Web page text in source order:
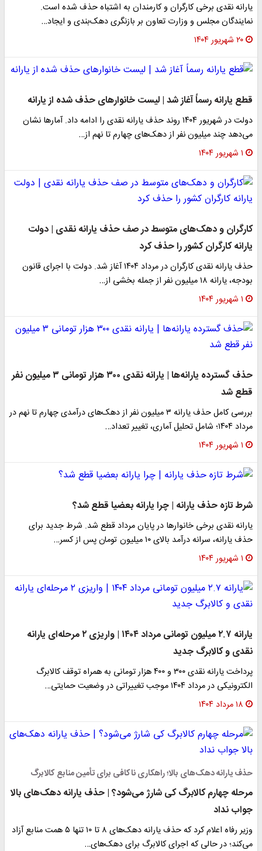
یارانه نقدی برخی کارگران و کارمندان به اشتباه حذف شده است.
نمایندگان مجلس و وزارت تعاون بر بازنگری دهک‌بندی و ایجاد…
۲۰ شهریور ۱۴۰۴
قطع یارانه رسماً آغاز شد | لیست خانوارهای حذف شده از یارانه
دولت در شهریور ۱۴۰۴ روند حذف یارانه نقدی را ادامه داد. آمارها نشان
می‌دهد چند میلیون نفر از دهک‌های چهارم تا نهم از…
۱ شهریور ۱۴۰۴
کارگران و دهک‌های متوسط در صف حذف یارانه نقدی | دولت
یارانه کارگران کشور را حذف کرد
حذف یارانه نقدی کارگران در مرداد ۱۴۰۴ آغاز شد. دولت با اجرای قانون
بودجه، یارانه ۱۸ میلیون نفر از جمله بخشی از…
۱ شهریور ۱۴۰۴
حذف گسترده یارانه‌ها | یارانه نقدی ۳۰۰ هزار تومانی ۳ میلیون نفر
قطع شد
بررسی کامل حذف یارانه ۳ میلیون نفر از دهک‌های درآمدی چهارم تا نهم در
مرداد ۱۴۰۴؛ شامل تحلیل آماری، تغییر تعداد…
۱ شهریور ۱۴۰۴
شرط تازه حذف یارانه | چرا یارانه بعضیا قطع شد؟
یارانه نقدی برخی خانوارها در پایان مرداد قطع شد. شرط جدید برای
حذف یارانه، سرانه درآمد بالای ۱۰ میلیون تومان پس از کسر…
۱ شهریور ۱۴۰۴
یارانه ۲.۷ میلیون تومانی مرداد ۱۴۰۴ | واریزی ۲ مرحله‌ای یارانه
نقدی و کالابرگ جدید
پرداخت یارانه نقدی ۳۰۰ و ۴۰۰ هزار تومانی به همراه توقف کالابرگ
الکترونیکی در مرداد ۱۴۰۴ موجب تغییراتی در وضعیت حمایتی…
۱۸ مرداد ۱۴۰۴
حذف یارانه دهک‌های بالا؛ راهکاری ناکافی برای تأمین منابع کالابرگ
مرحله چهارم کالابرگ کی شارژ می‌شود؟ | حذف یارانه دهک‌های بالا
جواب نداد
وزیر رفاه اعلام کرد که حذف یارانه دهک‌های ۸ تا ۱۰ تنها ۵ همت منابع آزاد
می‌کند؛ در حالی که اجرای کالابرگ برای دهک‌های…